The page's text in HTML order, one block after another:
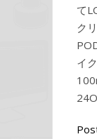
て
ク
イ